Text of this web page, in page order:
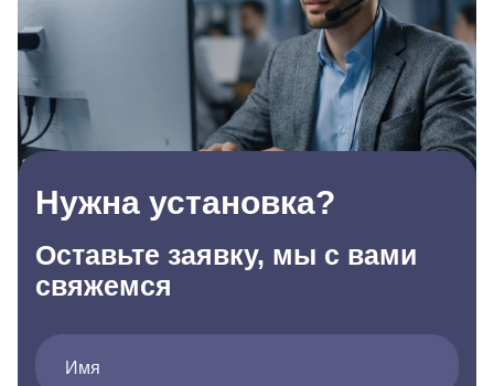
Нужна установка?
Оставьте заявку, мы с вами
свяжемся
Имя